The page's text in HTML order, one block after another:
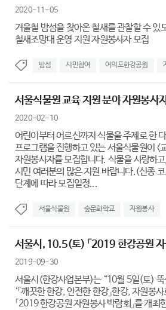
2020-11-05
겨울철 밤섬을 찾아온 철새를 관찰할 수 있
철새조망대 운영 지원 자원봉사자 모집
밤섬 시민참여 여의도한강공원
서울식물원 교육 지원 분야 자원봉사
2020-02-10
어린이부터 어르신까지 식물을 주제로 한
프로그램을 진행하고 있는 서울식물원이 <
자원봉사자를 모집합니다. 식물을 사랑하
시민 여러분의 많은 지원 바랍니다.(신종
단계에 따라 모집일정...
서울식물원 숲문화학교 자원봉사
서울시, 10.5(토) 「2019 한강공원 자
2019-09-30
서울시(한강사업본부)는 “10월 5일(토) 뚝
‘「깨끗한 한강, 안전한 한강」한강, 자원봉
「2019 한강공원 자원봉사 박람회」를 개최